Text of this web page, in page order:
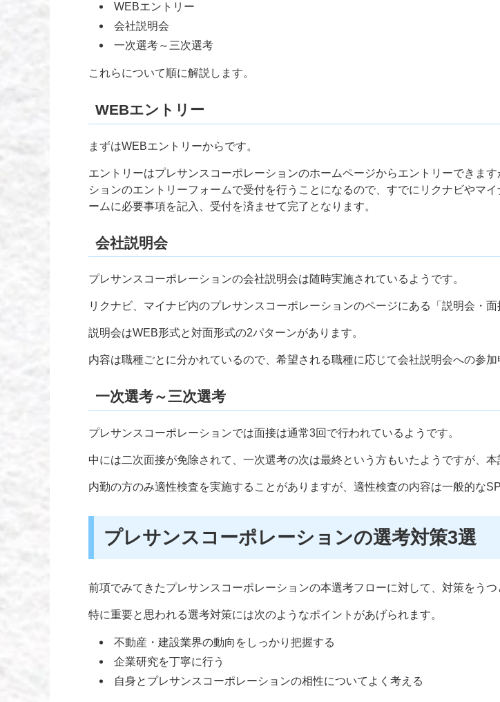
WEBエントリー
会社説明会
一次選考～三次選考
これらについて順に解説します。
WEBエントリー
まずはWEBエントリーからです。
エントリーはプレサンスコーポレーションのホームページからエントリーできま
ションのエントリーフォームで受付を行うことになるので、すでにリクナビやマ
ームに必要事項を記入、受付を済ませて完了となります。
会社説明会
プレサンスコーポレーションの会社説明会は随時実施されているようです。
リクナビ、マイナビ内のプレサンスコーポレーションのページにある「説明会・
説明会はWEB形式と対面形式の2パターンがあります。
内容は職種ごとに分かれているので、希望される職種に応じて会社説明会への参加
一次選考～三次選考
プレサンスコーポレーションでは面接は通常3回で行われているようです。
中には二次面接が免除されて、一次選考の次は最終という方もいたようですが、
内勤の方のみ適性検査を実施することがありますが、適性検査の内容は一般的な
プレサンスコーポレーションの選考対策3選
前項でみてきたプレサンスコーポレーションの本選考フローに対して、対策をう
特に重要と思われる選考対策には次のようなポイントがあげられます。
不動産・建設業界の動向をしっかり把握する
企業研究を丁寧に行う
自身とプレサンスコーポレーションの相性についてよく考える